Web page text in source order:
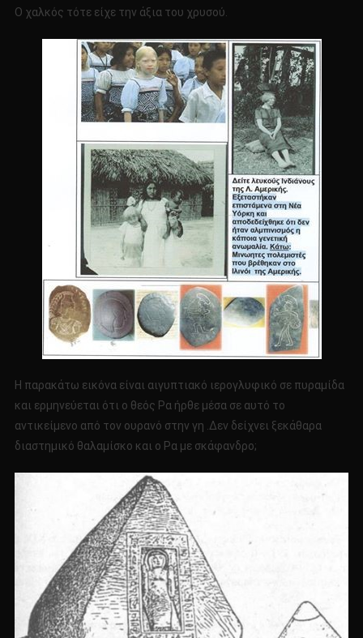
Ο χαλκός τότε είχε την άξια του χρυσού.
Η παρακάτω εικόνα είναι αιγυπτιακό ιερογλυφικό σε πυραμίδα
και ερμηνεύεται ότι ο θεός Ρα ήρθε μέσα σε αυτό το
αντικείμενο από τον ουρανό στην γη .Δεν δείχνει ξεκάθαρα
διαστημικό θαλαμίσκο και ο Ρα με σκάφανδρο;